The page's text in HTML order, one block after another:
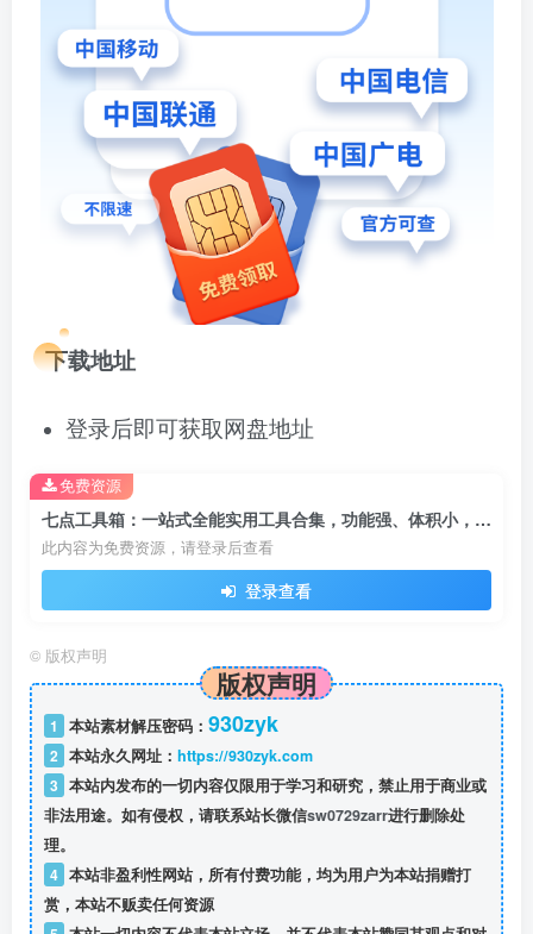
下载地址
登录后即可获取网盘地址
七点工具箱：一站式全能实用工具合集，功能强、体积小，用过就离不开的手机工具箱！
此内容为免费资源，请登录后查看
登录查看
免费资源
© 版权声明
版权声明
1 本站素材解压密码： 930zyk
2 本站永久网址： https://930zyk.com
3 本站内发布的一切内容仅限用于学习和研究，禁止用于商业或
非法用途。如有侵权，请联系站长微信sw0729zarr进行删除处
理。
4 本站非盈利性网站，所有付费功能，均为用户为本站捐赠打
赏，本站不贩卖任何资源